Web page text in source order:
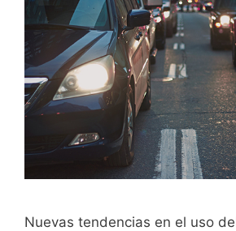
Nuevas tendencias en el uso